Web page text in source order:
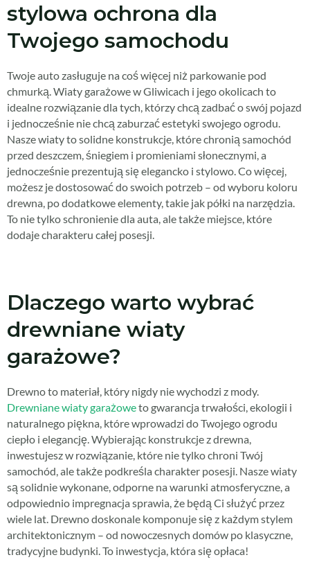
stylowa ochrona dla
Twojego samochodu
Twoje auto zasługuje na coś więcej niż parkowanie pod
chmurką. Wiaty garażowe w Gliwicach i jego okolicach to
idealne rozwiązanie dla tych, którzy chcą zadbać o swój pojazd
i jednocześnie nie chcą zaburzać estetyki swojego ogrodu.
Nasze wiaty to solidne konstrukcje, które chronią samochód
przed deszczem, śniegiem i promieniami słonecznymi, a
jednocześnie prezentują się elegancko i stylowo. Co więcej,
możesz je dostosować do swoich potrzeb – od wyboru koloru
drewna, po dodatkowe elementy, takie jak półki na narzędzia.
To nie tylko schronienie dla auta, ale także miejsce, które
dodaje charakteru całej posesji.
Dlaczego warto wybrać
drewniane wiaty
garażowe?
Drewno to materiał, który nigdy nie wychodzi z mody.
Drewniane wiaty garażoweto gwarancja trwałości, ekologii i
naturalnego piękna, które wprowadzi do Twojego ogrodu
ciepło i elegancję. Wybierając konstrukcje z drewna,
inwestujesz w rozwiązanie, które nie tylko chroni Twój
samochód, ale także podkreśla charakter posesji. Nasze wiaty
są solidnie wykonane, odporne na warunki atmosferyczne, a
odpowiednio impregnacja sprawia, że będą Ci służyć przez
wiele lat. Drewno doskonale komponuje się z każdym stylem
architektonicznym – od nowoczesnych domów po klasyczne,
tradycyjne budynki. To inwestycja, która się opłaca!